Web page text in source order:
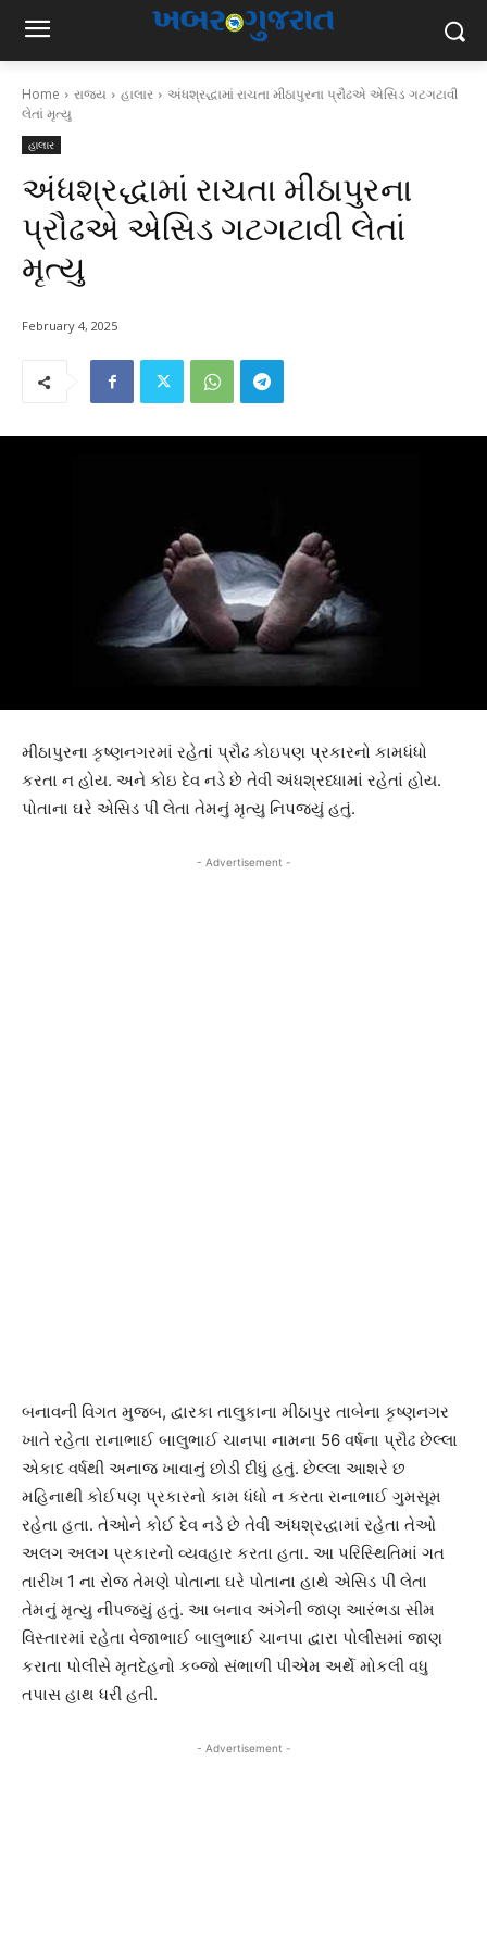
Home રાજ્ય હાલાર
અંધશ્રદ્ધામાં રાચતા મીઠાપુરના પ્રૌઢએ એસિડ ગટગટાવી
લેતાં મૃત્યુ
હાલાર
અંધશ્રદ્ધામાં રાચતા મીઠાપુરના
પ્રૌઢએ એસિડ ગટગટાવી લેતાં
મૃત્યુ
February 4, 2025
મીઠાપુરના કૃષ્ણનગરમાં રહેતાં પ્રૌઢ કોઇપણ પ્રકારનો કામધંધો
કરતા ન હોય. અને કોઇ દેવ નડે છે તેવી અંધશ્રધ્ધામાં રહેતાં હોય.
પોતાના ઘરે એસિડ પી લેતા તેમનું મૃત્યુ નિપજ્યું હતું.
- Advertisement -
બનાવની વિગત મુજબ, દ્વારકા તાલુકાના મીઠાપુર તાબેના કૃષ્ણનગર
ખાતે રહેતા રાનાભાઈ બાલુભાઈ ચાનપા નામના 56 વર્ષના પ્રૌઢ છેલ્લા
એકાદ વર્ષથી અનાજ ખાવાનું છોડી દીધું હતું. છેલ્લા આશરે છ
મહિનાથી કોઈપણ પ્રકારનો કામ ધંધો ન કરતા રાનાભાઈ ગુમસૂમ
રહેતા હતા. તેઓને કોઈ દેવ નડે છે તેવી અંધશ્રદ્ધામાં રહેતા તેઓ
અલગ અલગ પ્રકારનો વ્યવહાર કરતા હતા. આ પરિસ્થિતિમાં ગત
તારીખ 1 ના રોજ તેમણે પોતાના ઘરે પોતાના હાથે એસિડ પી લેતા
તેમનું મૃત્યુ નીપજ્યું હતું. આ બનાવ અંગેની જાણ આરંભડા સીમ
વિસ્તારમાં રહેતા વેજાભાઈ બાલુભાઈ ચાનપા દ્વારા પોલીસમાં જાણ
કરાતા પોલીસે મૃતદેહનો કબ્જો સંભાળી પીએમ અર્થે મોકલી વધુ
તપાસ હાથ ધરી હતી.
- Advertisement -